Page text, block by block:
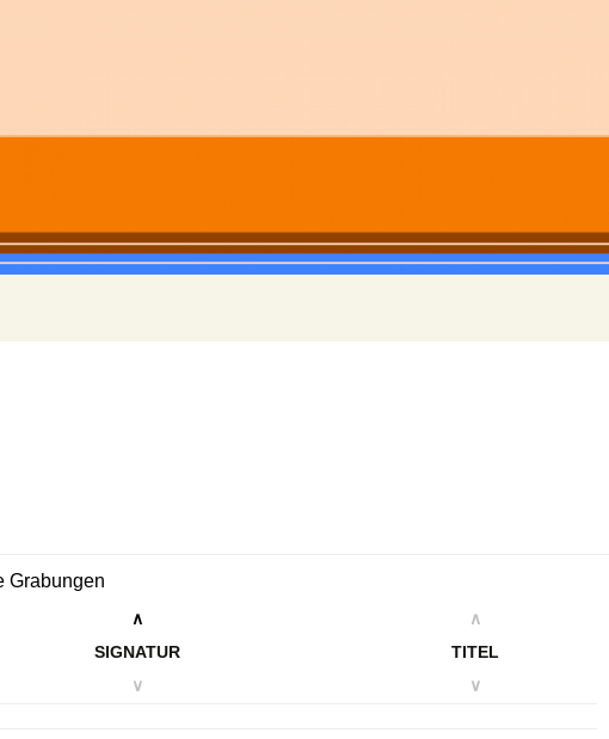
Grabungen
∧
SIGNATUR
∨
∧
TITEL
∨